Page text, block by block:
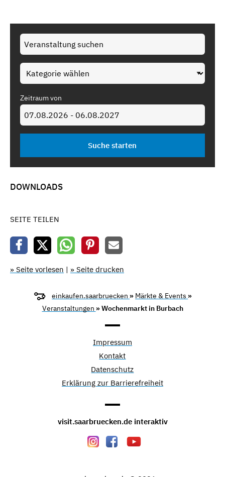
Zeitraum von
DOWNLOADS
SEITE TEILEN
» Seite vorlesen | » Seite drucken
einkaufen.saarbruecken » Märkte & Events »
Veranstaltungen » Wochenmarkt in Burbach
Impressum
Kontakt
Datenschutz
Erklärung zur Barrierefreiheit
visit.saarbruecken.de interaktiv